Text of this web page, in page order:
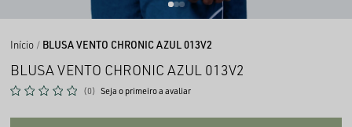
Início BLUSA VENTO CHRONIC AZUL 013V2
BLUSA VENTO CHRONIC AZUL 013V2
(0) Seja o primeiro a avaliar